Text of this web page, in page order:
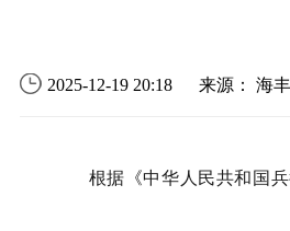
2025-12-19 20:18 来源： 海
根据《中华人民共和国